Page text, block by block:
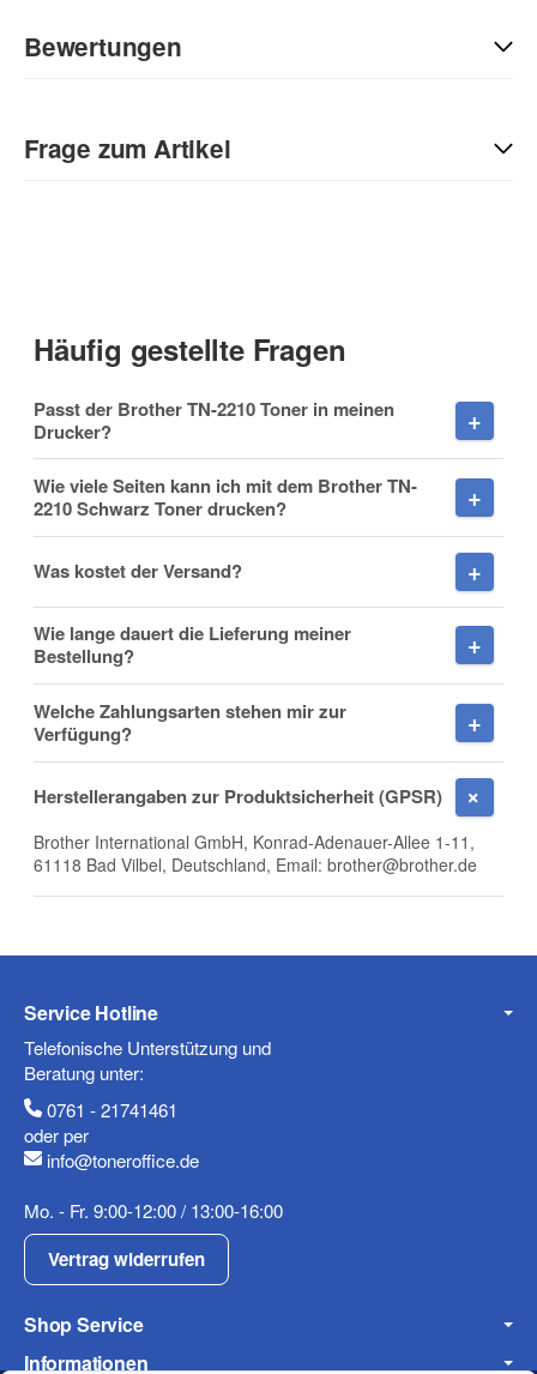
Bewertungen
Sie Anderen bei der Kaufentscheidung:
Frage zum Artikel
Nachname
Firma
Mobiltelefon
Häufig gestellte Fragen
Passt der Brother TN-2210 Toner in meinen
Drucker?
Wie viele Seiten kann ich mit dem Brother TN-
2210 Schwarz Toner drucken?
Was kostet der Versand?
Wie lange dauert die Lieferung meiner
Bestellung?
Welche Zahlungsarten stehen mir zur
Verfügung?
Herstellerangaben zur Produktsicherheit (GPSR)
Brother International GmbH, Konrad-Adenauer-Allee 1-11,
61118 Bad Vilbel, Deutschland, Email: brother@brother.de
Service Hotline
Telefonische Unterstützung und
Beratung unter:
0761 - 21741461
oder per
info@toneroffice.de
Mo. - Fr. 9:00-12:00 / 13:00-16:00
Vertrag widerrufen
Shop Service
Informationen